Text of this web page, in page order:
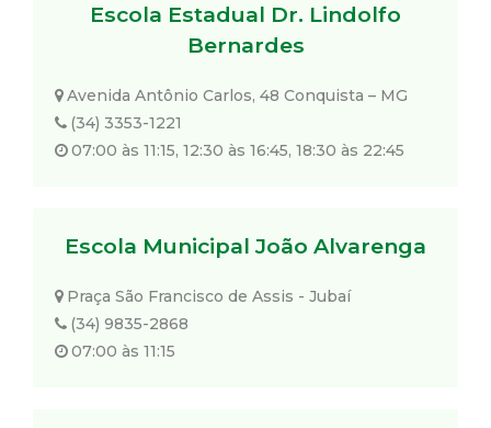
Escola Estadual Dr. Lindolfo
Bernardes
Avenida Antônio Carlos, 48 Conquista – MG
(34) 3353-1221
07:00 às 11:15, 12:30 às 16:45, 18:30 às 22:45
Escola Municipal João Alvarenga
Praça São Francisco de Assis - Jubaí
(34) 9835-2868
07:00 às 11:15